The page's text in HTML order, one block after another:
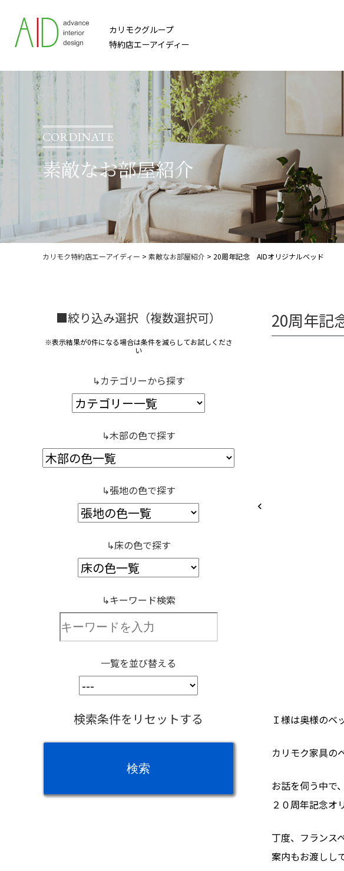
カリモクグループ
特約店エーアイディー
CORDINATE
素敵なお部屋紹介
カリモク特約店エーアイディー > 素敵なお部屋紹介 > 20周年記念 AIDオリジナルベッド
20周年記
Ｉ様は奥様のベ
カリモク家具の
お話を伺う中で
２０周年記念オ
丁度、フランス
案内もお渡しし
■絞り込み選択（複数選択可）
※表示結果が0件になる場合は条件を減らしてお試しくださ
い
↳カテゴリーから探す
↳木部の色で探す
↳張地の色で探す
↳床の色で探す
↳キーワード検索
一覧を並び替える
検索条件をリセットする